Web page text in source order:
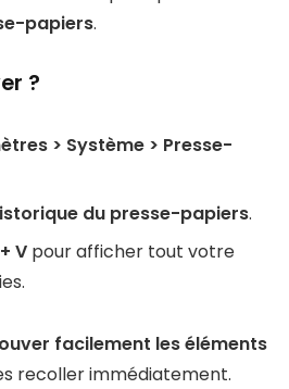
papiers.
?
> Système > Presse-
du presse-papiers.
V pour afficher tout votre
facilement les éléments
recoller immédiatement.